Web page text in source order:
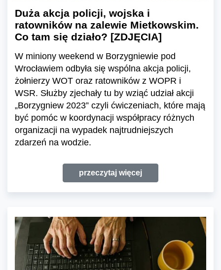
Duża akcja policji, wojska i
ratowników na zalewie Mietkowskim.
Co tam się działo? [ZDJĘCIA]
W miniony weekend w Borzygniewie pod
Wrocławiem odbyła się wspólna akcja policji,
żołnierzy WOT oraz ratowników z WOPR i
WSR. Służby zjechały tu by wziąć udział akcji
„Borzygniew 2023” czyli ćwiczeniach, które mają
być pomóc w koordynacji współpracy różnych
organizacji na wypadek najtrudniejszych
zdarzeń na wodzie.
przeczytaj więcej